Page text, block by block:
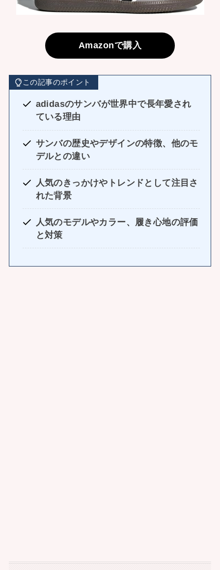
Amazonで購入
この記事のポイント
adidasのサンバが世界中で長年愛され
ている理由
サンバの歴史やデザインの特徴、他のモ
デルとの違い
人気のきっかけやトレンドとして注目さ
れた背景
人気のモデルやカラー、履き心地の評価
と対策